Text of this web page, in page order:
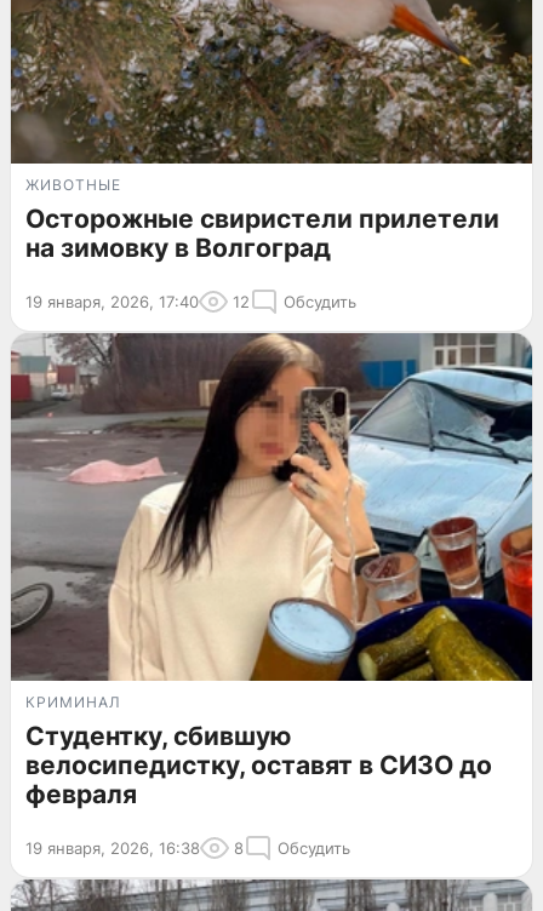
ЖИВОТНЫЕ
Осторожные свиристели прилетели
на зимовку в Волгоград
19 января, 2026, 17:40 12 Обсудить
КРИМИНАЛ
Студентку, сбившую
велосипедистку, оставят в СИЗО до
февраля
19 января, 2026, 16:38 8 Обсудить